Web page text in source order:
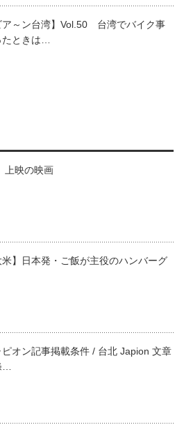
ア～ン台湾】Vol.50 台湾でバイク事
ときは…
上映の映画
米】日本発・ご飯が主役のハンバーグ
ピオン記事掲載条件 / 台北 Japion 文章